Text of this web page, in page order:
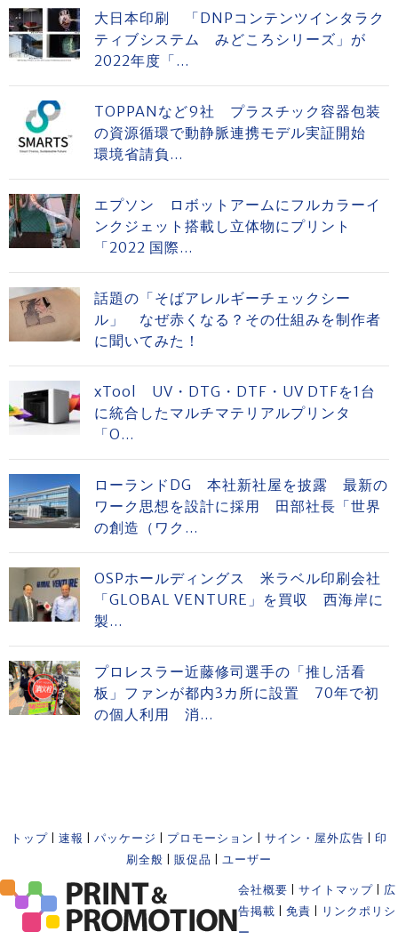
大日本印刷 「DNPコンテンツインタラク
ティブシステム みどころシリーズ」が
2022年度「...
TOPPANなど9社 プラスチック容器包装
の資源循環で動静脈連携モデル実証開始
環境省請負...
エプソン ロボットアームにフルカラーイ
ンクジェット搭載し立体物にプリント
「2022 国際...
話題の「そばアレルギーチェックシー
ル」 なぜ赤くなる？その仕組みを制作者
に聞いてみた！
xTool UV・DTG・DTF・UV DTFを1台
に統合したマルチマテリアルプリンタ
「O...
ローランドDG 本社新社屋を披露 最新の
ワーク思想を設計に採用 田部社長「世界
の創造（ワク...
OSPホールディングス 米ラベル印刷会社
「GLOBAL VENTURE」を買収 西海岸に
製...
プロレスラー近藤修司選手の「推し活看
板」ファンが都内3カ所に設置 70年で初
の個人利用 消...
トップ 速報 パッケージ プロモーション サイン・屋外広告
印
刷全般
販促品 ユーザー
会社概要 サイトマップ
広
告掲載
免責
リンクポリシ
ー